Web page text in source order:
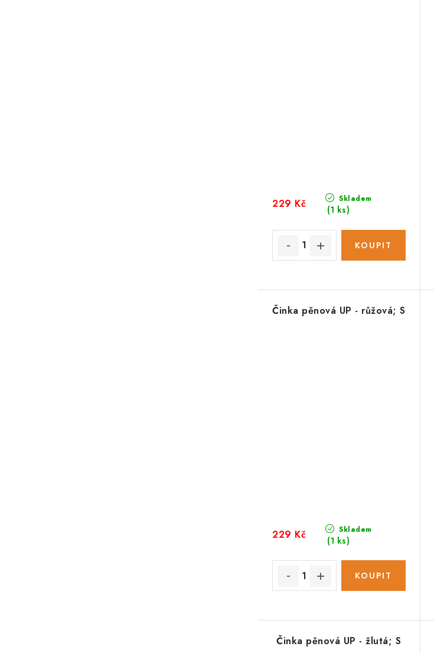
Skladem
(1 ks)
229 Kč
Činka pěnová UP - růžová; S
Skladem
(1 ks)
229 Kč
Činka pěnová UP - žlutá; S